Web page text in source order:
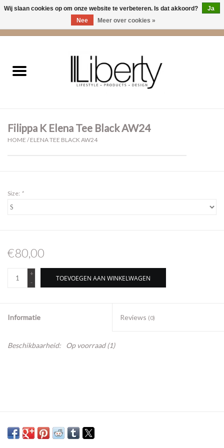
Kleding
Cadeaus
Filippa K Elena Tee Black AW24
HOME /ELENA TEE BLACK AW24
Size: *
€80,00
+
-
TOEVOEGEN AAN WINKELWAGEN
Informatie Reviews (0)
Beschikbaarheid: Op voorraad(1)
Wij slaan cookies op om onze website te verbeteren. Is dat akkoord?
Ja
Nee
Meer over cookies »